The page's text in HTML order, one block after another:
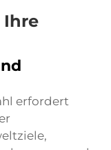
Ihre
erfordert